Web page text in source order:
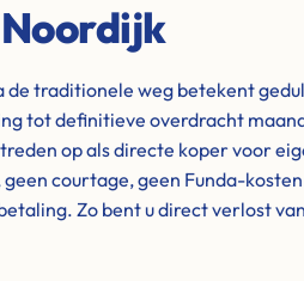
de traditionele weg betekent
tot definitieve overdracht
op als directe koper voor
courtage, geen Funda-
Zo bent u direct verlost